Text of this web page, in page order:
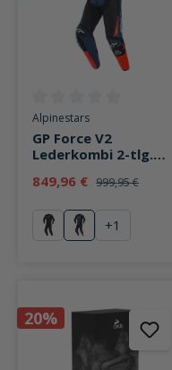
Durchschnittliche
Alpinestars
GP Force V2
Lederkombi 2-tlg.
rot
849,96 € 999,95 €
schwarzschwarz/
+1
20%